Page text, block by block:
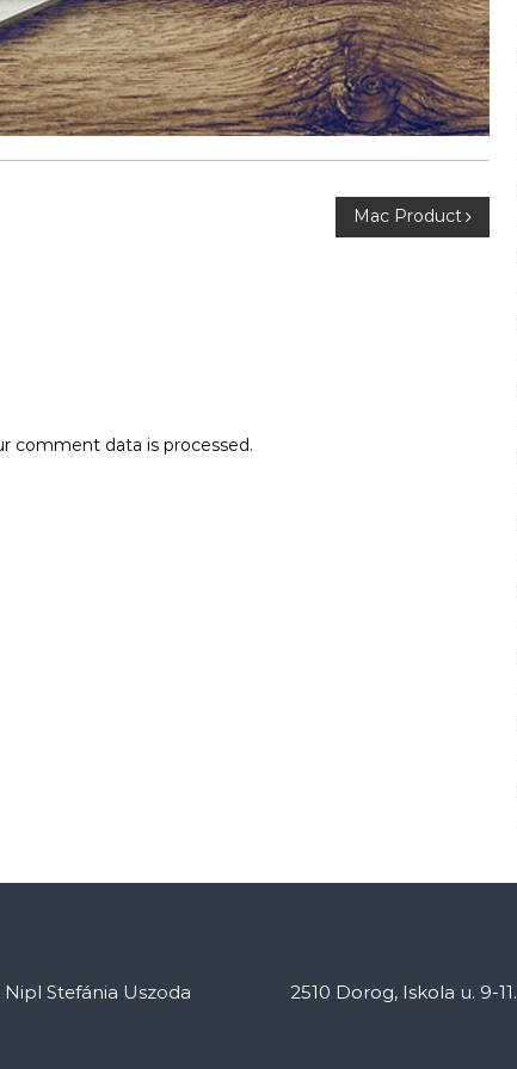
Mac Product
comment data is processed.
Nipl Stefánia Uszoda 2510 Dorog, Iskola u. 9-11.